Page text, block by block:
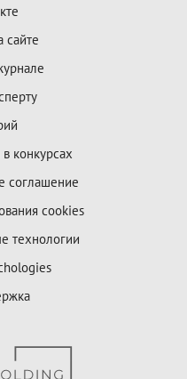
сайте
конкурсах
соглашение
cookies
технологии